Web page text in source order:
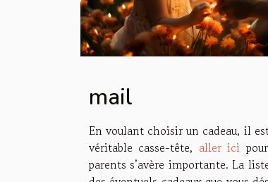
mail
En voulant choisir un cadeau, il
véritable casse-tête, aller ici
parents s’avère importante. La